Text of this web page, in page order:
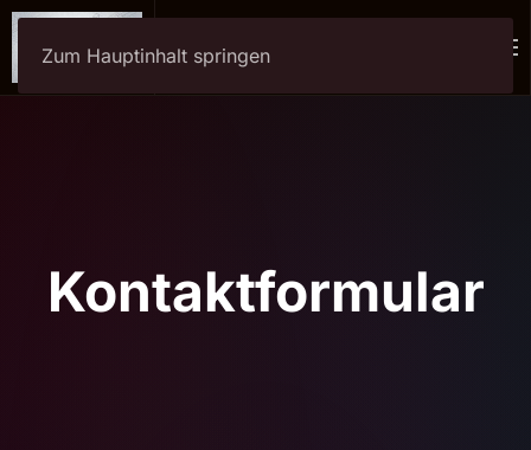
Zum Hauptinhalt springen
Kontaktformular